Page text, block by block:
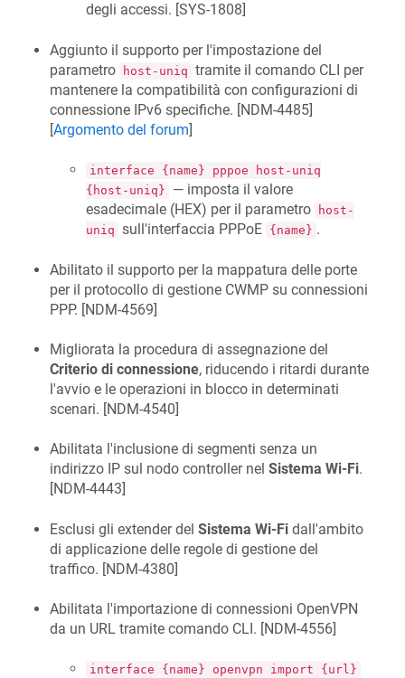
degli accessi. [SYS-1808]
Aggiunto il supporto per l'impostazione del
parametro
host-uniq tramite il comando CLI per
mantenere la compatibilità con configurazioni di
connessione IPv6 specifiche. [NDM-4485]
[Argomento del forum]
interface {name} pppoe host-uniq
{host-uniq}
— imposta il valore
esadecimale (HEX) per il parametro
host-
uniq sull'interfaccia PPPoE {name} .
Abilitato il supporto per la mappatura delle porte
per il protocollo di gestione CWMP su connessioni
PPP. [NDM-4569]
Migliorata la procedura di assegnazione del
Criterio di connessione, riducendo i ritardi durante
l'avvio e le operazioni in blocco in determinati
scenari. [NDM-4540]
Abilitata l'inclusione di segmenti senza un
indirizzo IP sul nodo controller nel Sistema Wi-Fi.
[NDM-4443]
Esclusi gli extender del Sistema Wi-Fi dall'ambito
di applicazione delle regole di gestione del
traffico. [NDM-4380]
Abilitata l'importazione di connessioni OpenVPN
da un URL tramite comando CLI. [NDM-4556]
interface {name} openvpn import {url}